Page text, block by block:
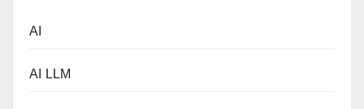
AI
AI LLM